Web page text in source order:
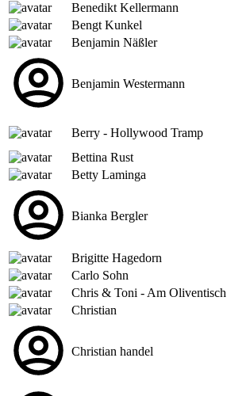
Benedikt Kellermann
Bengt Kunkel
Benjamin Näßler
Benjamin Westermann
Berry - Hollywood Tramp
Bettina Rust
Betty Laminga
Bianka Bergler
Brigitte Hagedorn
Carlo Sohn
Chris & Toni - Am Oliventisch
Christian
Christian handel